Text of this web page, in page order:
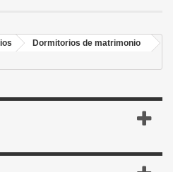
Dormitorios de matrimonio